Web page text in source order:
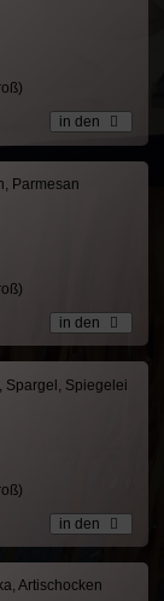
in den
Parmesan
in den
Spargel, Spiegelei
in den
Artischocken